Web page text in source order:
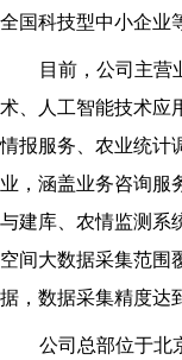
全国科技型中小企业
目前，公司主营
术、人工智能技术应
情报服务、农业统计
业，涵盖业务咨询服
与建库、农情监测系
空间大数据采集范围
据，数据采集精度达
公司总部位于北